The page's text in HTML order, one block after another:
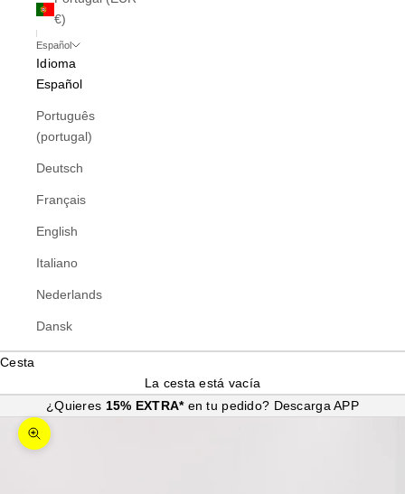
€)
Español
Idioma
Español
Português
(portugal)
Deutsch
Français
English
Italiano
Nederlands
Dansk
Cesta
La cesta está vacía
¿Quieres 15% EXTRA* en tu pedido? Descarga APP
Zoom